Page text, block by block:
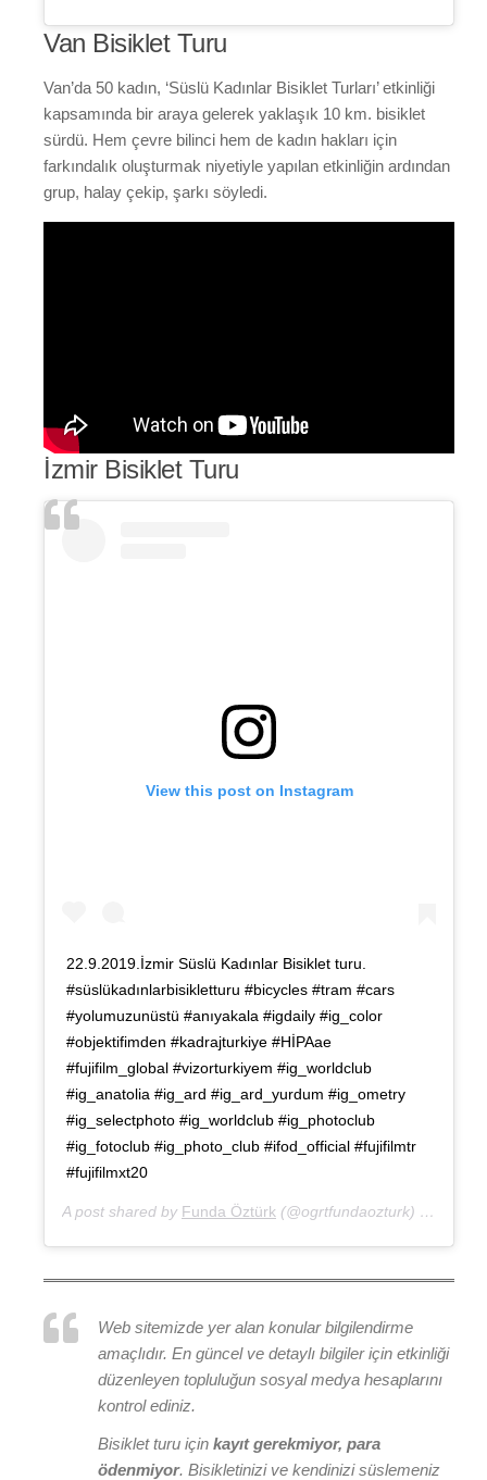
Van Bisiklet Turu
Van’da 50 kadın, ‘Süslü Kadınlar Bisiklet Turları’ etkinliği
kapsamında bir araya gelerek yaklaşık 10 km. bisiklet
sürdü. Hem çevre bilinci hem de kadın hakları için
farkındalık oluşturmak niyetiyle yapılan etkinliğin ardından
grup, halay çekip, şarkı söyledi.
İzmir Bisiklet Turu
View this post on Instagram
22.9.2019.İzmir Süslü Kadınlar Bisiklet turu.
#süslükadınlarbisikletturu #bicycles #tram #cars
#yolumuzunüstü #anıyakala #igdaily #ig_color
#objektifimden #kadrajturkiye #HİPAae
#fujifilm_global #vizorturkiyem #ig_worldclub
#ig_anatolia #ig_ard #ig_ard_yurdum #ig_ometry
#ig_selectphoto #ig_worldclub #ig_photoclub
#ig_fotoclub #ig_photo_club #ifod_official #fujifilmtr
#fujifilmxt20
A post shared by Funda Öztürk (@ogrtfundaozturk) on
Web sitemizde yer alan konular bilgilendirme
amaçlıdır. En güncel ve detaylı bilgiler için etkinliği
düzenleyen topluluğun sosyal medya hesaplarını
kontrol ediniz.
Bisiklet turu için kayıt gerekmiyor, para
ödenmiyor. Bisikletinizi ve kendinizi süslemeniz